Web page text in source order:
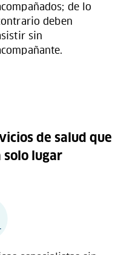
de lo
deben
sin
de salud que
solo lugar